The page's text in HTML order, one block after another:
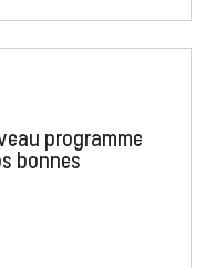
programme
bonnes